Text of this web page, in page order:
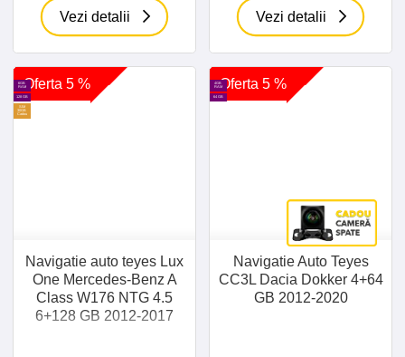
Vezi detalii Vezi detalii
Oferta 5 %
6GB
RAM
128 GB
SIM
30GB
Cadou
Navigatie auto teyes Lux
One Mercedes-Benz A
Class W176 NTG 4.5
6+128 GB 2012-2017
Oferta 5 %
4GB
RAM
64 GB
Navigatie Auto Teyes
CC3L Dacia Dokker 4+64
GB 2012-2020